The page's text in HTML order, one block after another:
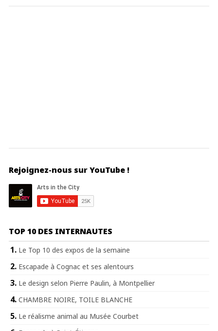
Rejoignez-nous sur YouTube !
TOP 10 DES INTERNAUTES
Le Top 10 des expos de la semaine
Escapade à Cognac et ses alentours
Le design selon Pierre Paulin, à Montpellier
CHAMBRE NOIRE, TOILE BLANCHE
Le réalisme animal au Musée Courbet